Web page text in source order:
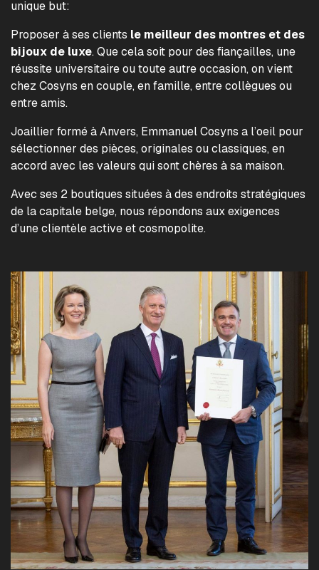
unique but:
Proposer à ses clients le meilleur des montres et des
bijoux de luxe. Que cela soit pour des fiançailles, une
réussite universitaire ou toute autre occasion, on vient
chez Cosyns en couple, en famille, entre collègues ou
entre amis.
Joaillier formé à Anvers, Emmanuel Cosyns a l’oeil pour
sélectionner des pièces, originales ou classiques, en
accord avec les valeurs qui sont chères à sa maison.
Avec ses 2 boutiques situées à des endroits stratégiques
de la capitale belge, nous répondons aux exigences
d’une clientèle active et cosmopolite.